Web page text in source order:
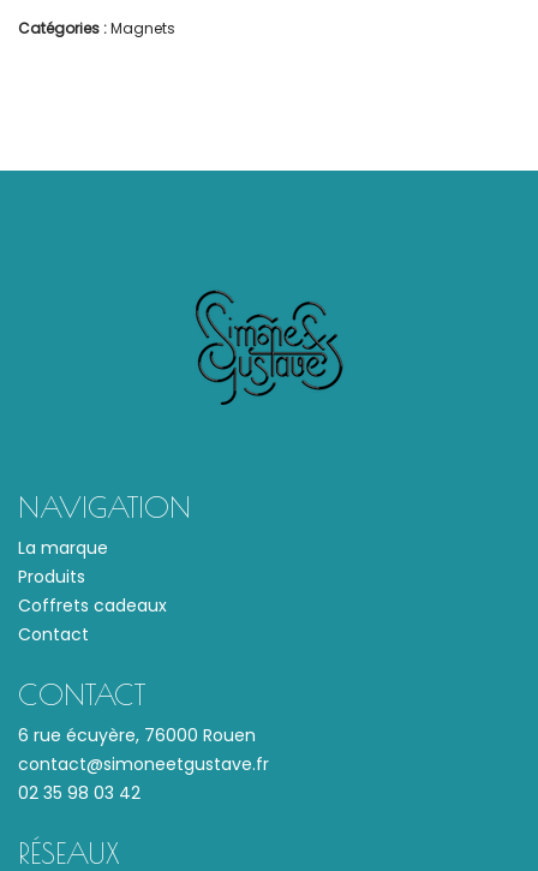
Catégories :Magnets
NAVIGATION
La marque
Produits
Coffrets cadeaux
Contact
CONTACT
6 rue écuyère, 76000 Rouen
contact@simoneetgustave.fr
02 35 98 03 42
RÉSEAUX